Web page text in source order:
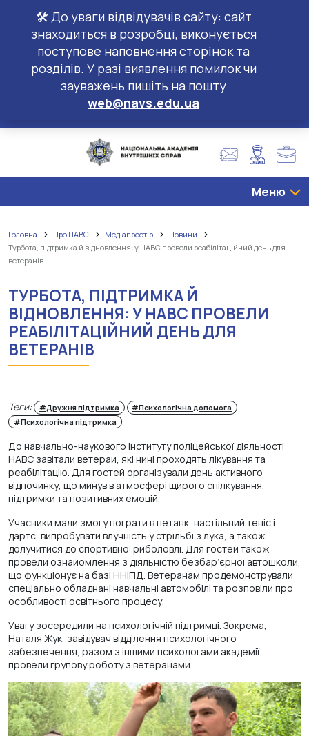
🛠️ До уваги відвідувачів сайту: сайт
знаходиться в розробці, виконується
поступове наповнення сторінок та
розділів. У разі виявлення помилок чи
зауважень пишіть на пошту
web@navs.edu.ua
Меню
Головна Про НАВС Медіапростір
Новини
Турбота, підтримка й відновлення: у НАВС провели реабілітаційний день для
ветеранів
ТУРБОТА, ПІДТРИМКА Й
ВІДНОВЛЕННЯ: У НАВС ПРОВЕЛИ
РЕАБІЛІТАЦІЙНИЙ ДЕНЬ ДЛЯ
ВЕТЕРАНІВ
Теги: #Дружня підтримка
#Психологічна допомога
#Психологічна підтримка
До навчально-наукового інституту поліцейської діяльності
НАВС завітали ветераи, які нині проходять лікування та
реабілітацію. Для гостей організували день активного
відпочинку, що минув в атмосфері щирого спілкування,
підтримки та позитивних емоцій.
Учасники мали змогу пограти в петанк, настільний теніс і
дартс, випробувати влучність у стрільбі з лука, а також
долучитися до спортивної риболовлі. Для гостей також
провели ознайомлення з діяльністю безбар’єрної автошколи,
що функціонує на базі ННІПД. Ветеранам продемонстрували
спеціально обладнані навчальні автомобілі та розповіли про
особливості освітнього процесу.
Увагу зосередили на психологічній підтримці. Зокрема,
Наталя Жук, завідувач відділення психологічного
забезпечення, разом з іншими психологами академії
провели групову роботу з ветеранами.